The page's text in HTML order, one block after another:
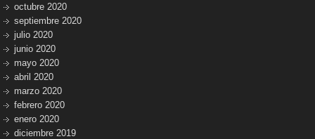
octubre 2020
septiembre 2020
julio 2020
junio 2020
mayo 2020
abril 2020
marzo 2020
febrero 2020
enero 2020
diciembre 2019